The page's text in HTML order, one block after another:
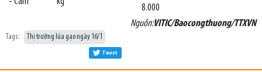
8.000
Nguồn:VITIC/Baocongthuong/TTXVN
Tags: Thị trường lúa gạo ngày 16/1
Tweet